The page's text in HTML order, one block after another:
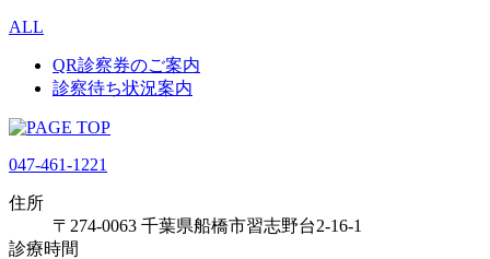
ALL
QR診察券のご案内
診察待ち状況案内
047-461-1221
住所
〒274-0063 千葉県船橋市習志野台2-16-1
診療時間